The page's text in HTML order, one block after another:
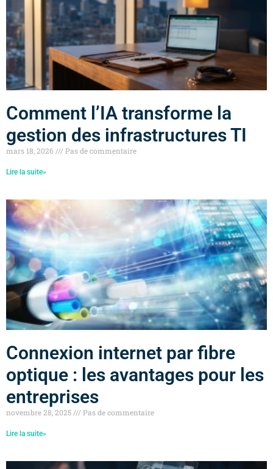
Comment l’IA transforme la
gestion des infrastructures TI
mars 18, 2026 Pas de commentaire
Lire la suite»
Connexion internet par fibre
optique : les avantages pour les
entreprises
novembre 28, 2025 Pas de commentaire
Lire la suite»